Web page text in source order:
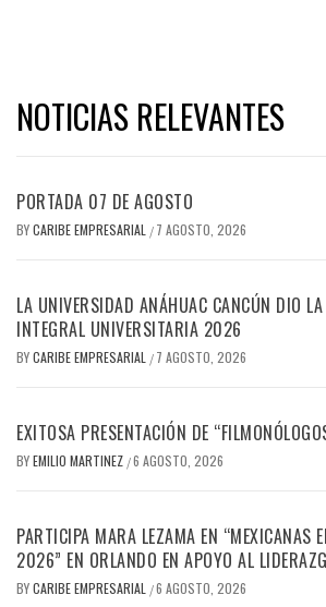
NOTICIAS RELEVANTES
PORTADA 07 DE AGOSTO
BYCARIBE EMPRESARIAL / 7 AGOSTO, 2026
LA UNIVERSIDAD ANÁHUAC CANCÚN DIO
INTEGRAL UNIVERSITARIA 2026
BYCARIBE EMPRESARIAL / 7 AGOSTO, 2026
EXITOSA PRESENTACIÓN DE
BYEMILIO MARTINEZ /6 AGOSTO, 2026
PARTICIPA MARA LEZAMA EN “MEXICANAS
2026” EN ORLANDO EN APOYO AL
BYCARIBE EMPRESARIAL /6 AGOSTO, 2026